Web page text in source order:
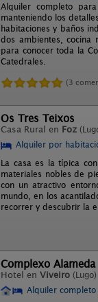
Alquiler completo
manteniendo los
habitaciones y baños
dos ambientes, cocina
para conocer toda la
Catedrales.
(3
Os Tres Teixos
Casa Rural en Foz
Alquiler por
La casa es la típica
materiales nobles de
con un atractivo
mundo, en los
recorrer y descubrir la
Complexo Alameda
Hotel en Viveiro (Lugo)
Alquiler